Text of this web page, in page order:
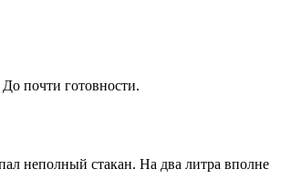
почти готовности.
неполный стакан. На два литра вполне